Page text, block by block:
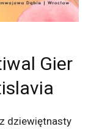
Gier
dziewiętnasty